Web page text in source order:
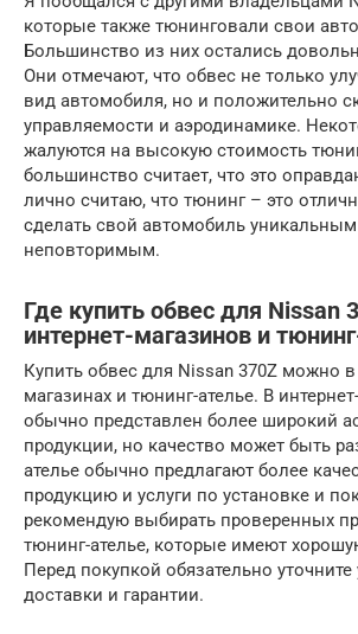
которые также тюнинговали свои
Большинство из них остались
Они отмечают, что обвес не только
вид автомобиля, но и положительно
управляемости и аэродинамике.
жалуются на высокую стоимость
большинство считает, что это
лично считаю, что тюнинг – это
сделать свой автомобиль
неповторимым.
Где купить обвес для Nissan
интернет-магазинов и
Купить обвес для Nissan 370Z можно в
магазинах и тюнинг-ателье. В
обычно представлен более широкий
продукции, но качество может быть
ателье обычно предлагают более
продукцию и услуги по установке и
рекомендую выбирать проверенных
тюнинг-ателье, которые имеют
Перед покупкой обязательно уточните
доставки и гарантии.